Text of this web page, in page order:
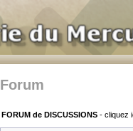
Forum
FORUM de DISCUSSIONS - cliquez